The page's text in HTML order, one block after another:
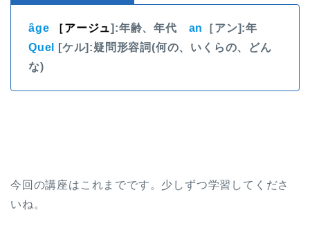
âge ［アージュ]:年齢、年代 an
［アン]:年
Quel
[ケル]:疑問形容詞(何の、いくらの、どん
な)
今回の講座はこれまでです。少しずつ学習してくださ
いね。